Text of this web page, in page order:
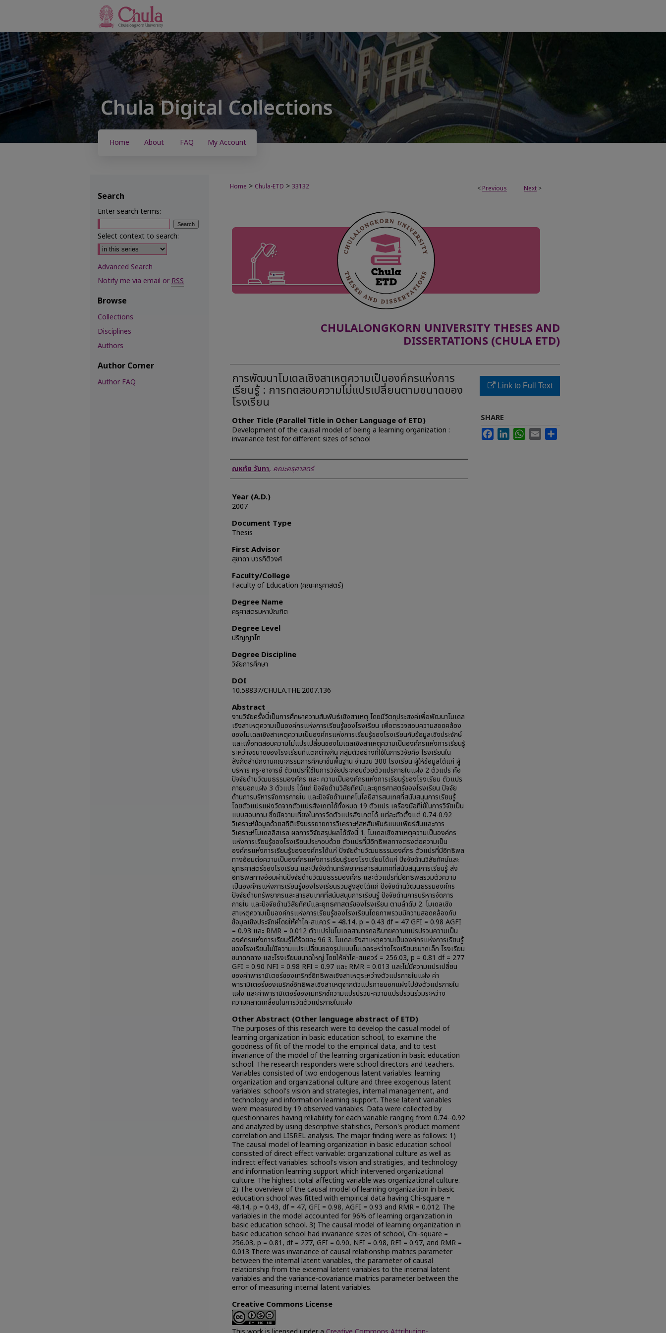
Home About FAQ My Account
< Previous Next >
Home > Chula-ETD > 33132
CHULALONGKORN UNIVERSITY THESES AND
DISSERTATIONS (CHULA ETD)
การพัฒนาโมเดลเชิงสาเหตุความเป็นองค์กรแห่งการ
เรียนรู้ : การทดสอบความไม่แปรเปลี่ยนตามขนาดของ
โรงเรียน
Other Title (Parallel Title in Other Language of ETD)
Development of the causal model of being a learning organization :
invariance test for different sizes of school
Author
ณหทัย วันทา, คณะครุศาสตร์
Year (A.D.)
2007
Document Type
Thesis
First Advisor
สุชาดา บวรกิติวงศ์
Faculty/College
Faculty of Education (คณะครุศาสตร์)
Degree Name
ครุศาสตรมหาบัณฑิต
Degree Level
ปริญญาโท
Degree Discipline
วิจัยการศึกษา
DOI
10.58837/CHULA.THE.2007.136
Abstract
งานวิจัยครั้งนี้เป็นการศึกษาความสัมพันธ์เชิงสาเหตุ โดยมีวัตถุประสงค์เพื่อพัฒนาโมเดล
เชิงสาเหตุความเป็นองค์กรแห่งการเรียนรู้ของโรงเรียน เพื่อตรวจสอบความสอดคล้อง
ของโมเดลเชิงสาเหตุความเป็นองค์กรแห่งการเรียนรู้ของโรงเรียนกับข้อมูลเชิงประจักษ์
และเพื่อทดสอบความไม่แปรเปลี่ยนของโมเดลเชิงสาเหตุความเป็นองค์กรแห่งการเรียนรู้
ระหว่างขนาดของโรงเรียนที่แตกต่างกัน กลุ่มตัวอย่างที่ใช้ในการวิจัยคือ โรงเรียนใน
สังกัดสำนักงานคณะกรรมการศึกษาขั้นพื้นฐาน จำนวน 300 โรงเรียน ผู้ให้ข้อมูลได้แก่ ผู้
บริหาร ครู-อาจารย์ ตัวแปรที่ใช้ในการวิจัยประกอบด้วยตัวแปรภายในแฝง 2 ตัวแปร คือ
ปัจจัยด้านวัฒนธรรมองค์กร และ ความเป็นองค์กรแห่งการเรียนรู้ของโรงเรียน ตัวแปร
ภายนอกแฝง 3 ตัวแปร ได้แก่ ปัจจัยด้านวิสัยทัศน์และยุทธศาสตร์ของโรงเรียน ปัจจัย
ด้านการบริหารจัดการภายใน และปัจจัยด้านเทคโนโลยีสารสนเทศที่สนับสนุนการเรียนรู้
โดยตัวแปรแฝงวัดจากตัวแปรสังเกตได้ทั้งหมด 19 ตัวแปร เครื่องมือที่ใช้ในการวิจัยเป็น
แบบสอบถาม ซึ่งมีความเที่ยงในการวัดตัวแปรสังเกตได้ แต่ละตัวตั้งแต่ 0.74-0.92
วิเคราะห์ข้อมูลด้วยสถิติเชิงบรรยายการวิเคราะห์สหสัมพันธ์แบบเพียร์สันและการ
วิเคราะห์โมเดลลิสเรล ผลการวิจัยสรุปผลได้ดังนี้ 1. โมเดลเชิงสาเหตุความเป็นองค์กร
แห่งการเรียนรู้ของโรงเรียนประกอบด้วย ตัวแปรที่มีอิทธิพลทางตรงต่อความเป็น
องค์กรแห่งการเรียนรู้ขององค์กรได้แก่ ปัจจัยด้านวัฒนธรรมองค์กร ตัวแปรที่มีอิทธิพล
ทางอ้อมต่อความเป็นองค์กรแห่งการเรียนรู้ของโรงเรียนได้แก่ ปัจจัยด้านวิสัยทัศน์และ
ยุทธศาสตร์ของโรงเรียน และปัจจัยด้านทรัพยากรสารสนเทศที่สนับสนุนการเรียนรู้ ส่ง
อิทธิพลทางอ้อมผ่านปัจจัยด้านวัฒนธรรมองค์กร และตัวแปรที่มีอิทธิพลรวมตัวความ
เป็นองค์กรแห่งการเรียนรู้ของโรงเรียนรวมสูงสุดได้แก่ ปัจจัยด้านวัฒนธรรมองค์กร
ปัจจัยด้านทรัพยากรและสารสนเทศที่สนับสนุนการเรียนรู้ ปัจจัยด้านการบริหารจัดการ
ภายใน และปัจจัยด้านวิสัยทัศน์และยุทธศาสตร์ของโรงเรียน ตามลำดับ 2. โมเดลเชิง
สาเหตุความเป็นองค์กรแห่งการเรียนรู้ของโรงเรียนโดยภาพรวมมีความสอดคล้องกับ
ข้อมูลเชิงประจักษ์โดยให้ค่าไค-สแควร์ = 48.14, p = 0.43 df = 47 GFI = 0.98 AGFI
= 0.93 และ RMR = 0.012 ตัวแปรในโมเดลสามารถอธิบายความแปรปรวนความเป็น
องค์กรแห่งการเรียนรู้ได้ร้อยละ 96 3. โมเดลเชิงสาเหตุความเป็นองค์กรแห่งการเรียนรู้
ของโรงเรียนไม่มีความแปรเปลี่ยนของรูปแบบโมเดลระหว่างโรงเรียนขนาดเล็ก โรงเรียน
ขนาดกลาง และโรงเรียนขนาดใหญ่ โดยให้ค่าไค-สแควร์ = 256.03, p = 0.81 df = 277
GFI = 0.90 NFI = 0.98 RFI = 0.97 และ RMR = 0.013 และไม่มีความแปรเปลี่ยน
ของค่าพารามิเตอร์ของเทริกซ์อิทธิพลเชิงสาเหตุระหว่างตัวแปรภายในแฝง ค่า
พารามิเตอร์ของเมริกซ์อิทธิพลเชิงสาเหตุจากตัวแปรภายนอกแฝงไปยังตัวแปรภายใน
แฝง และค่าพารามิเตอร์ของเมทริกซ์ความแปรปรวน-ความแปรปรวนร่วมระหว่าง
ความคลาดเคลื่อนในการวัดตัวแปรภายในแฝง
Other Abstract (Other language abstract of ETD)
The purposes of this research were to develop the casual model of
learning organization in basic education school, to examine the
goodness of fit of the model to the empirical data, and to test
invariance of the model of the learning organization in basic education
school. The research responders were school directors and teachers.
Variables consisted of two endogenous latent variables: learning
organization and organizational culture and three exogenous latent
variables: school's vision and strategies, internal management, and
technology and information learning support. These latent variables
were measured by 19 observed variables. Data were collected by
questionnaires having reliability for each variable ranging from 0.74--0.92
and analyzed by using descriptive statistics, Person's product moment
correlation and LISREL analysis. The major finding were as follows: 1)
The causal model of learning organization in basic education school
consisted of direct effect varivable: organizational culture as well as
indirect effect variables: school's vision and stratigies, and technology
and information learning support which intervened organizational
culture. The highest total affecting variable was organizational culture.
2) The overview of the causal model of learning organization in basic
education school was fitted with empirical data having Chi-square =
48.14, p = 0.43, df = 47, GFI = 0.98, AGFI = 0.93 and RMR = 0.012. The
variables in the model accounted for 96% of learning organization in
basic education school. 3) The causal model of learning organization in
basic education school had invariance sizes of school, Chi-square =
256.03, p = 0.81, df = 277, GFI = 0.90, NFI = 0.98, RFI = 0.97, and RMR =
0.013 There was invariance of causal relationship matrics parameter
between the internal latent variables, the parameter of causal
relationship from the external latent variables to the internal latent
variables and the variance-covariance matrics parameter between the
error of measuring internal latent variables.
Creative Commons License
Link to Full Text
SHARE
FacebookLinkedInWhatsApp
Email
Search
Enter search terms:
Select context to search:
Advanced Search
Notify me via email orRSS
Browse
Collections
Disciplines
Authors
Author Corner
Author FAQ